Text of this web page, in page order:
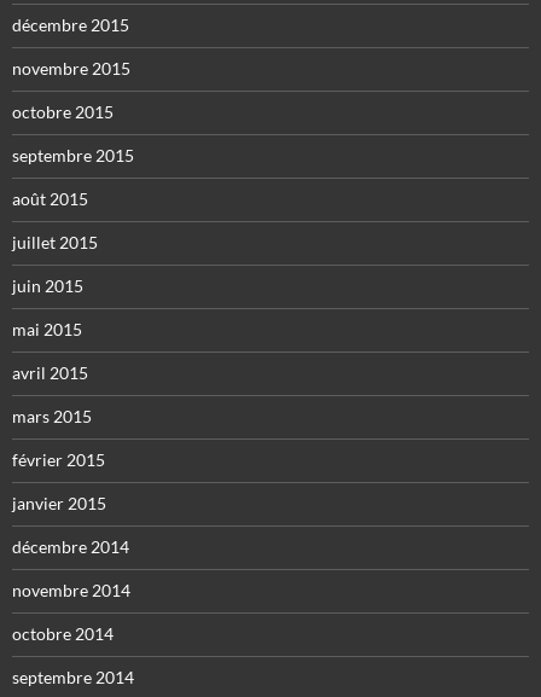
décembre 2015
novembre 2015
octobre 2015
septembre 2015
août 2015
juillet 2015
juin 2015
mai 2015
avril 2015
mars 2015
février 2015
janvier 2015
décembre 2014
novembre 2014
octobre 2014
septembre 2014